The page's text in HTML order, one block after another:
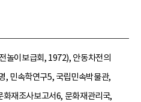
놀이보급회, 1972), 안동차전의
, 민속학연구5, 국립민속박물관,
재조사보고서6, 문화재관리국,